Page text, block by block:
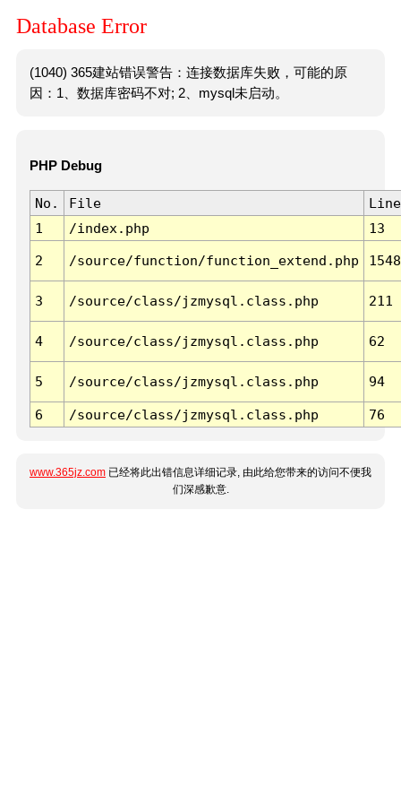
Database Error
(1040) 365建站错误警告：连接数据库失败，可能的原
因：1、数据库密码不对; 2、mysql未启动。
PHP Debug
No. File
Line
1
/index.php 13
2 /source/function/function_extend.php 1548
3 /source/class/jzmysql.class.php 211
4 /source/class/jzmysql.class.php 62
5 /source/class/jzmysql.class.php 94
6 /source/class/jzmysql.class.php 76
www.365jz.com 已经将此出错信息详细记录, 由此给您带来的访问不便我
们深感歉意.